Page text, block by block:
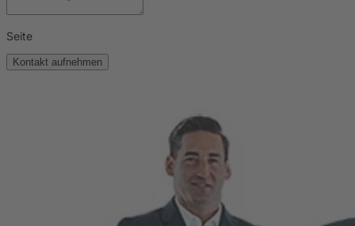
Seite
Kontakt aufnehmen